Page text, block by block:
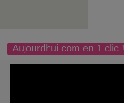
Aujourdhui.com en 1 clic !